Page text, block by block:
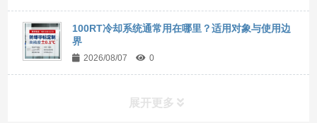
100RT冷却系统通常用在哪里？适用对象与使用边
界
2026/08/07 0
展开更多